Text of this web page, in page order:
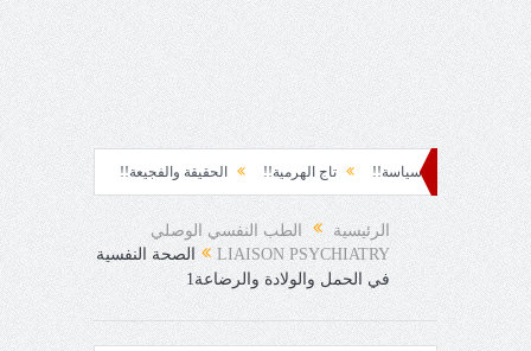
سياسة!! تاج الهرمية!! الحقيقة والفجيعة!! لِقاءُ في المَطَرِ! أين
الرئيسية
الطب النفسي الوصلي
LIAISON PSYCHIATRY
الصحة النفسية
في الحمل والولادة والرضاعة1